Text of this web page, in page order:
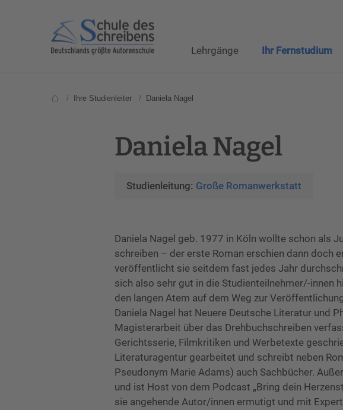
Lehrgänge Ihr Fernstudium
/ Ihre Studienleiter / Daniela Nagel
Daniela Nagel
Studienleitung: Große Romanwerkstatt
Daniela Nagel geb. 1977 in Köln wollte schon als
schreiben – der erste Roman erschien dann doch
veröffentlicht sie seitdem fast jedes Jahr
sich also sehr gut in die Studienteilnehmer/-innen
den langen Atem auf dem Weg zur
Daniela Nagel hat Neuere Deutsche Literatur und
Magisterarbeit über das Drehbuchschreiben
Gerichtsserie, Filmkritiken und Werbetexte
Literaturagentur gearbeitet und schreibt neben
Pseudonym Marie Adams) auch Sachbücher.
und ist Host von dem Podcast „Bring dein
sie angehende Autor/innen ermutigt und mit